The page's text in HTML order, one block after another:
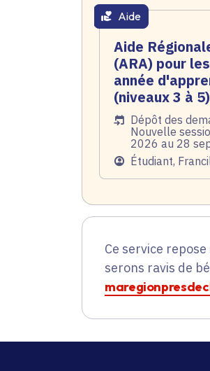
thématique active
Aide
Aide
(ARA) pour
année
(niveaux 3 à 5)
Date de l'arrêté
Dépôt des
Nouvelle
2026 au 28
PublicÉtudiant,
Ce service
serons ravis de